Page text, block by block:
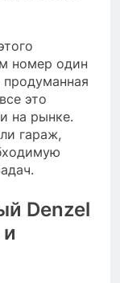
номер один
это
на рынке.
гараж,
Denzel